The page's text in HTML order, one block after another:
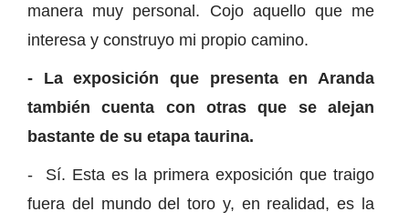
manera muy personal. Cojo aquello que me
interesa y construyo mi propio camino.
- La exposición que presenta en Aranda
también cuenta con otras que se alejan
bastante de su etapa taurina.
- Sí. Esta es la primera exposición que traigo
fuera del mundo del toro y, en realidad, es la